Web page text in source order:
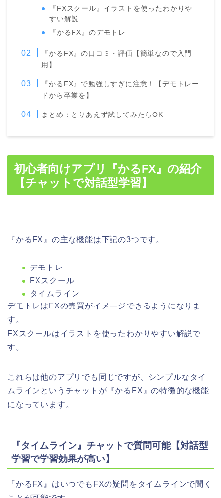
『FXスクール』イラストを使ったわかりや
すい解説
『かるFX』のデモトレ
『かるFX』の口コミ・評価【簡単なので入門
用】
『かるFX』で勉強しすぎに注意！【デモトレー
ドから卒業を】
まとめ：とりあえず試してみたらOK
初心者向けアプリ『かるFX』の紹介
【チャットで対話型学習】
『かるFX』の主な機能は下記の3つです。
デモトレ
FXスクール
タイムライン
デモトレはFXの売買がイメ―ジできるようになりま
す。
FXスクールはイラストを使ったわかりやすい解説で
す。
これらは他のアプリでも同じですが、シンプルなタイ
ムラインというチャットが『かるFX』の特徴的な機能
になっています。
『タイムライン』チャットで質問可能【対話型
学習で学習効果が高い】
『かるFX』はいつでもFXの疑問をタイムラインで聞く